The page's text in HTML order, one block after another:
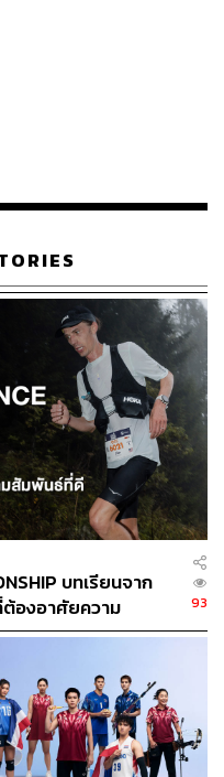
ติญี่ปุ่น ที่ประกาศรีไทร์
บอลเป็นครั้งสุดท้าย ซึ่ง
อร์ไพรส์เหมือนที่ทำได้ใน
บทเรียนจาก
ต้องอาศัยความ
93